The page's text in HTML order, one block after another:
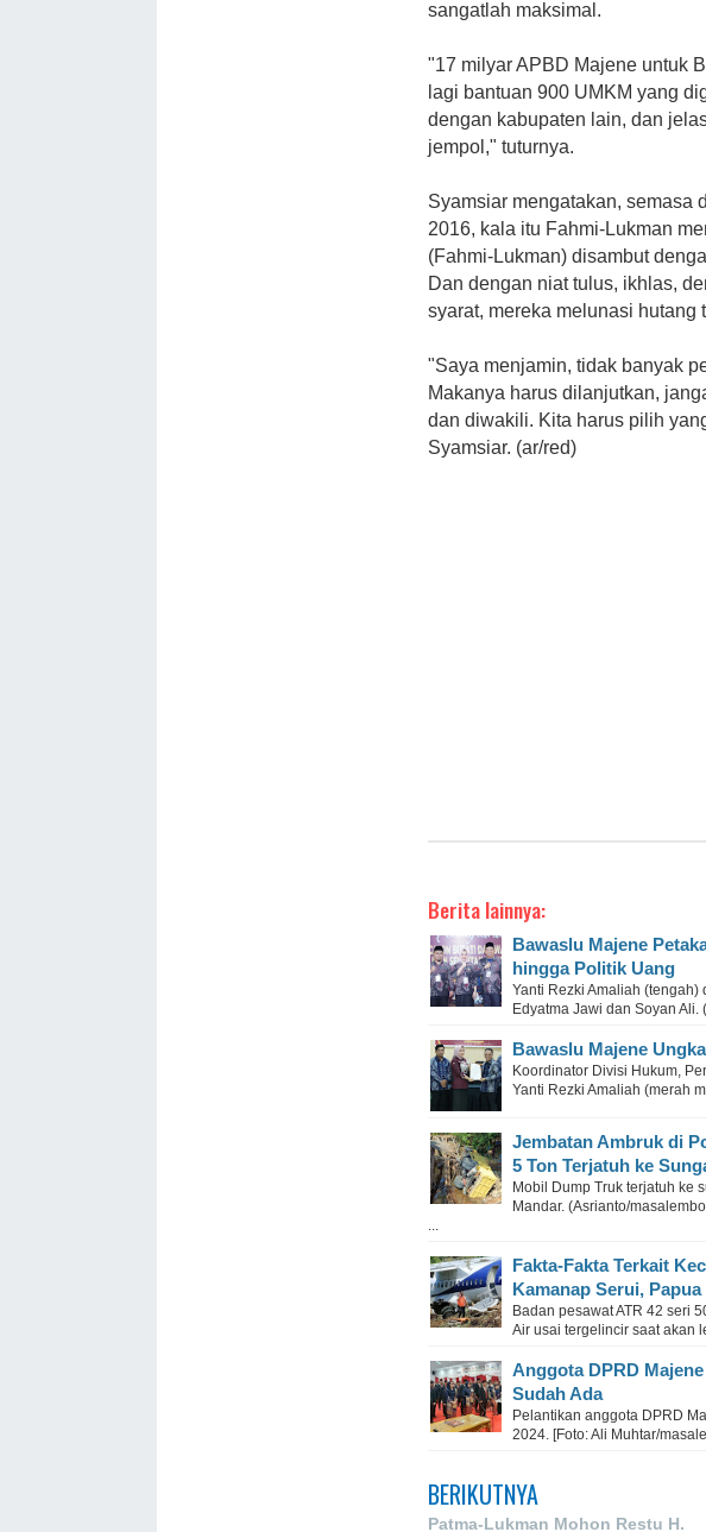
sangatlah maksimal.
"17 milyar APBD Majene untuk
lagi bantuan 900 UMKM yang
dengan kabupaten lain, dan
jempol," tuturnya.
Syamsiar mengatakan, semasa
2016, kala itu Fahmi-Lukman
(Fahmi-Lukman) disambut
Dan dengan niat tulus, ikhlas,
syarat, mereka melunasi hutang
"Saya menjamin, tidak banyak
Makanya harus dilanjutkan,
dan diwakili. Kita harus pilih
Syamsiar. (ar/red)
Berita lainnya:
Bawaslu Majene
hingga Politik Uang
Yanti Rezki Amaliah
Edyatma Jawi dan Soyan Ali.
Bawaslu Majene
Koordinator Divisi Hukum,
Yanti Rezki Amaliah (merah
Jembatan Ambruk di
5 Ton Terjatuh ke
Mobil Dump Truk terjatuh ke
Mandar. (Asrianto/
...
Fakta-Fakta Terkait
Kamanap Serui, Papua
Badan pesawat ATR 42 seri
Air usai tergelincir saat akan
Anggota DPRD
Sudah Ada
Pelantikan anggota DPRD
2024. [Foto: Ali Muhtar/
BERIKUTNYA
Patma-Lukman Mohon Restu H.